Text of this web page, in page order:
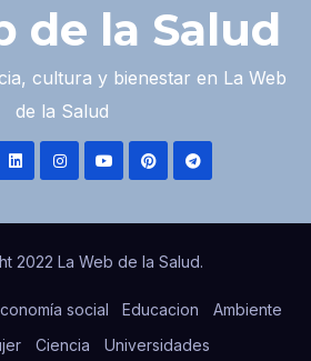
de la Salud
cultura y bienestar en La Web
de la Salud
2022 La Web de la Salud.
social Educacion
Ambiente
Ciencia Universidades